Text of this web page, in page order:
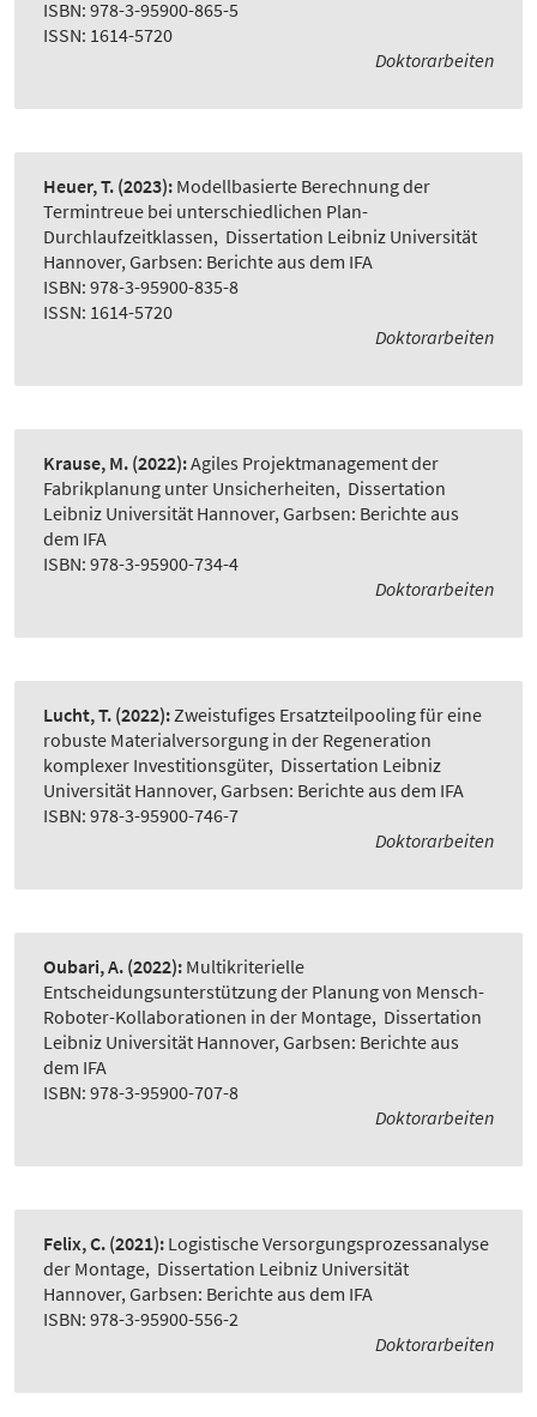
ISBN: 978-3-95900-865-5
ISSN: 1614-5720
Doktorarbeiten
Heuer, T. (2023): Modellbasierte Berechnung der
Termintreue bei unterschiedlichen Plan-
Durchlaufzeitklassen, Dissertation Leibniz Universität
Hannover, Garbsen: Berichte aus dem IFA
ISBN: 978-3-95900-835-8
ISSN: 1614-5720
Doktorarbeiten
Krause, M. (2022):Agiles Projektmanagement der
Fabrikplanung unter Unsicherheiten, Dissertation
Leibniz Universität Hannover, Garbsen: Berichte aus
dem IFA
ISBN: 978-3-95900-734-4
Doktorarbeiten
Lucht, T. (2022):Zweistufiges Ersatzteilpooling für eine
robuste Materialversorgung in der Regeneration
komplexer Investitionsgüter, Dissertation Leibniz
Universität Hannover, Garbsen: Berichte aus dem IFA
ISBN: 978-3-95900-746-7
Doktorarbeiten
Oubari, A. (2022): Multikriterielle
Entscheidungsunterstützung der Planung von Mensch-
Roboter-Kollaborationen in der Montage, Dissertation
Leibniz Universität Hannover, Garbsen: Berichte aus
dem IFA
ISBN: 978-3-95900-707-8
Doktorarbeiten
Felix, C. (2021): Logistische Versorgungsprozessanalyse
der Montage, Dissertation Leibniz Universität
Hannover, Garbsen: Berichte aus dem IFA
ISBN: 978-3-95900-556-2
Doktorarbeiten